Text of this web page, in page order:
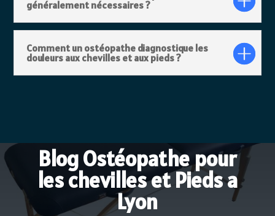
généralement nécessaires ?
Comment un ostéopathe diagnostique les
douleurs aux chevilles et aux pieds ?
Blog Ostéopathe pour
les chevilles et Pieds a
Lyon